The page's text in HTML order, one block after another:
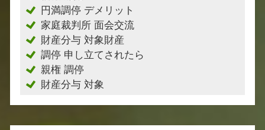
円満調停 デメリット
家庭裁判所 面会交流
財産分与 対象財産
調停 申し立てされたら
親権 調停
財産分与 対象